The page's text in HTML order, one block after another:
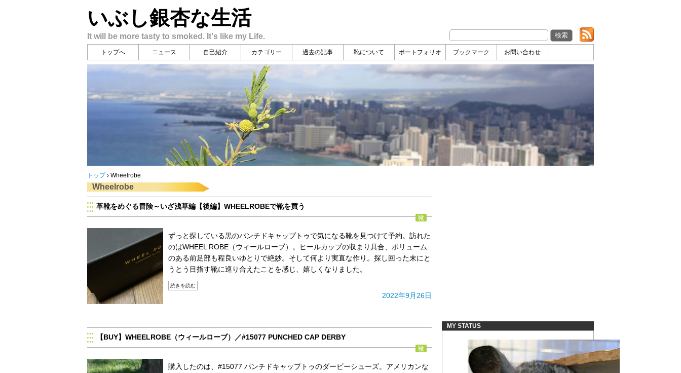
いぶし銀杏な生活
It will be more tasty to smoked. It's like my Life.
トップへ ニュース 自己紹介 カテゴリー 過去の記事 靴について ポートフォリオ ブックマーク お問い合わせ
トップ › Wheelrobe
Wheelrobe
革靴をめぐる冒険～いざ浅草編【後編】WHEELROBEで靴を買う
靴
ずっと探している黒のパンチドキャップトゥで気になる靴を見つけて予約。訪れた
のはWHEEL ROBE（ウィールローブ）。ヒールカップの収まり具合、ボリューム
のある前足部も程良いゆとりで絶妙。そして何より実直な作り。探し回った末にと
うとう目指す靴に巡り合えたことを感じ、嬉しくなりました。
続きを読む
2022年9月26日
【BUY】WHEELROBE（ウィールローブ）／#15077 PUNCHED CAP DERBY
靴
購入したのは、#15077 パンチドキャップトゥのダービーシューズ。アメリカンな
MY STATUS